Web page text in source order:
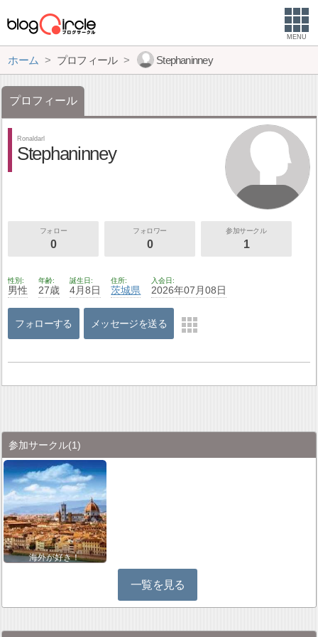
MENU
ホーム プロフィール Stephaninney
プロフィール
Ronaldarl
Stephaninney
フォロー
0
フォロワー
0
参加サークル
1
性別
男性
年齢
27歳
誕生日
4月8日
住所
茨城県
入会日
2026年07月08日
フォローする メッセージを送る
参加サークル(1)
海外が好き！
一覧を見る